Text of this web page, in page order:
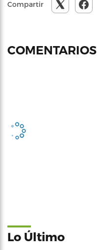
Compartir
COMENTARIOS
Lo Último